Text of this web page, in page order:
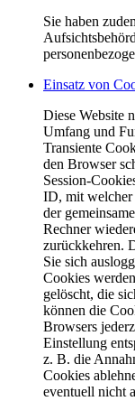
Sie haben
Einsatz von
Diese Website
Umfang und
Transiente
den Browser
Session-
ID, mit welcher
der
Rechner
zurückkehren.
Sie sich
Cookies
gelöscht, die
können die
Browsers
Einstellung
z. B. die
Cookies
eventuell nicht